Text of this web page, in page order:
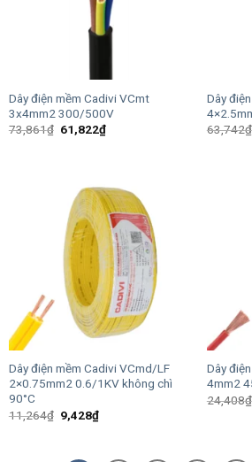
Dây điện mềm Cadivi VCmt
3x4mm2 300/500V
73,861₫ Giá
gốc
61,822₫Giá
hiện
Dây
63,742₫
Dây điện mềm Cadivi VCmd/LF
2×0.75mm2 0.6/1KV không chì
90°C
11,264₫ Giá
gốc
9,428₫Giá
hiện
Dây
4mm2
24,408₫